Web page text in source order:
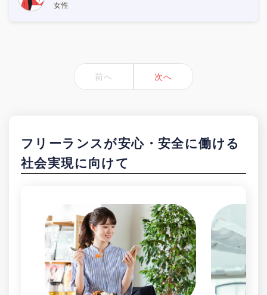
女性
前へ 次へ
フリーランスが安心・安全に働ける
社会実現に向けて